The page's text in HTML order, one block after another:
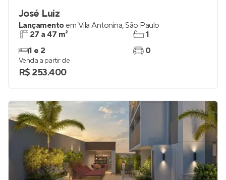
José Luiz
Lançamento em Vila Antonina,São Paulo
27 a 47 m²
1 e 2
1
0
Venda a partir de
R$ 253.400